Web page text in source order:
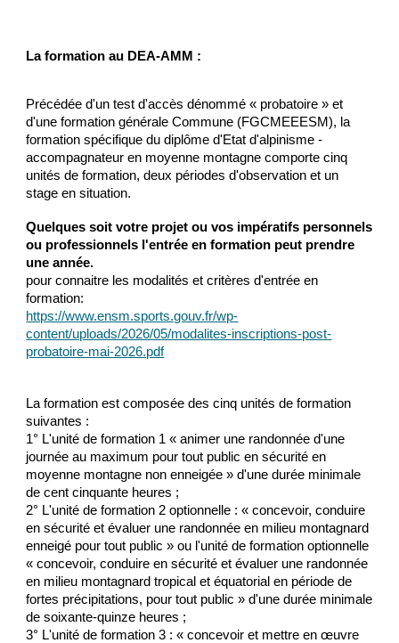
La formation au DEA-AMM :
Précédée d'un test d'accès dénommé « probatoire » et
d'une formation générale Commune (FGCMEEESM), la
formation spécifique du diplôme d'Etat d'alpinisme -
accompagnateur en moyenne montagne comporte cinq
unités de formation, deux périodes d'observation et un
stage en situation.
Quelques soit votre projet ou vos impératifs personnels
ou professionnels l'entrée en formation peut prendre
une année.
pour connaitre les modalités et critères d'entrée en
formation:
https://www.ensm.sports.gouv.fr/wp-
content/uploads/2026/05/modalites-inscriptions-post-
probatoire-mai-2026.pdf
La formation est composée des cinq unités de formation
suivantes :
1° L'unité de formation 1 « animer une randonnée d'une
journée au maximum pour tout public en sécurité en
moyenne montagne non enneigée » d'une durée minimale
de cent cinquante heures ;
2° L'unité de formation 2 optionnelle : « concevoir, conduire
en sécurité et évaluer une randonnée en milieu montagnard
enneigé pour tout public » ou l'unité de formation optionnelle
« concevoir, conduire en sécurité et évaluer une randonnée
en milieu montagnard tropical et équatorial en période de
fortes précipitations, pour tout public » d'une durée minimale
de soixante-quinze heures ;
3° L'unité de formation 3 : « concevoir et mettre en œuvre